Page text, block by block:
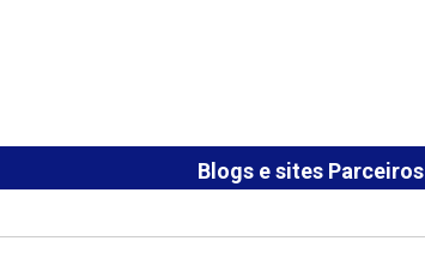
Blogs e sites Parceiros